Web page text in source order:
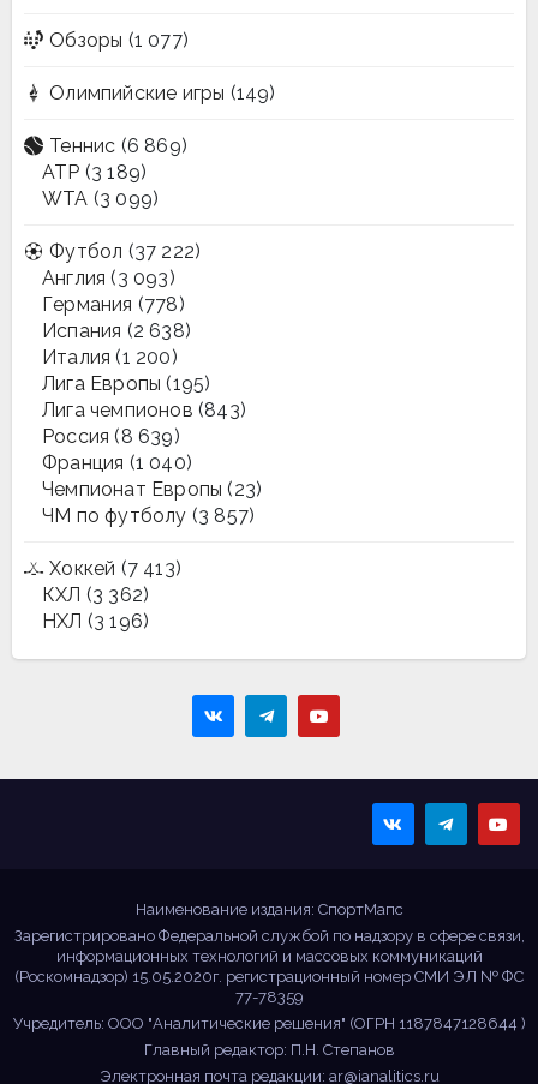
Обзоры (1 077)
Олимпийские игры (149)
Теннис (6 869)
ATP (3 189)
WTA (3 099)
Футбол (37 222)
Англия (3 093)
Германия (778)
Испания (2 638)
Италия (1 200)
Лига Европы (195)
Лига чемпионов (843)
Россия (8 639)
Франция (1 040)
Чемпионат Европы (23)
ЧМ по футболу (3 857)
Хоккей (7 413)
КХЛ (3 362)
НХЛ (3 196)
Наименование издания: СпортМапс
Зарегистрировано Федеральной службой по надзору в сфере связи,
информационных технологий и массовых коммуникаций
(Роскомнадзор) 15.05.2020г. регистрационный номер СМИ ЭЛ № ФС
77-78359
Учредитель: ООО "Аналитические решения" (ОГРН 1187847128644 )
Главный редактор: П.Н. Степанов
Электронная почта редакции: ar@ianalitics.ru